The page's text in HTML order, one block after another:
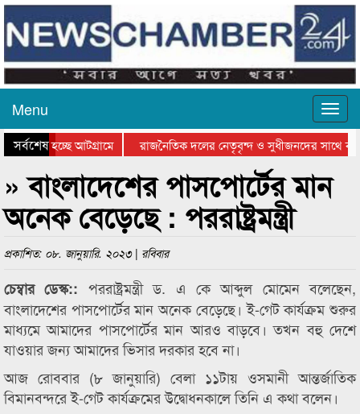
Menu
সর্বশেষহচ্ছে আটগ্রামে
রাজনৈতিক দলের নেতৃবৃন্দ ও সুধীজনদের সাথে
সিলেটে বাংলাদেশ গ্রুপ থিয়েটার ফেডারেশানের
» বাংলাদেশের পাসপোর্টের মান
অনেক বেড়েছে : পররাষ্ট্রমন্ত্রী
প্রকাশিত: ০৮. জানুয়ারি. ২০২৩ | রবিবার
চেম্বার ডেস্ক:: পররাষ্ট্রমন্ত্রী ড. এ কে আব্দুল মোমেন বলেছেন,
বাংলাদেশের পাসপোর্টের মান অনেক বেড়েছে। ই-গেট কার্যক্রম শুরুর
মাধ্যমে আমাদের পাসপোর্টের মান আরও বাড়বে। তখন বহু দেশে
যাওয়ার জন্য আমাদের ভিসার দরকার হবে না।
আজ রোববার (৮ জানুয়ারি) বেলা ১১টায় ওসমানী আন্তর্জাতিক
বিমানবন্দরে ই-গেট কার্যক্রমের উদ্বোধনকালে তিনি এ কথা বলেন।